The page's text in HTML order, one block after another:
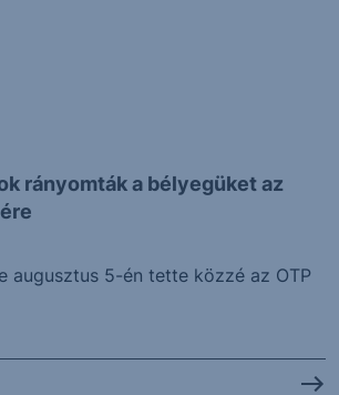
rányomták a bélyegüket az
augusztus 5-én tette közzé az OTP